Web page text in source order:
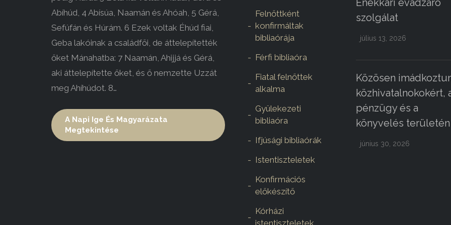
Abíhúd, 4 Abísúa, Naamán és Ahóah, 5 Gérá,
Sefúfán és Húrám. 6 Ezek voltak Éhúd fiai,
Geba lakóinak a családfői, de áttelepítették
őket Mánahatba: 7 Naamán, Ahijjá és Gérá,
aki áttelepítette őket, és ő nemzette Uzzát
meg Ahíhúdot. 8…
A Napi Ige És Magyarázata
Megtekintése
Felnőttként
konfirmáltak
bibliaórája
Férfi bibliaóra
Fiatal felnőttek
alkalma
Gyülekezeti
bibliaóra
Ifjúsági bibliaórák
Istentiszteletek
Konfirmációs
előkészítő
Kórházi
Énekkari évadzáró
szolgálat
július 13, 2026
Közösen
közhivatalnokokért,
pénzügy és a
könyvelés területén
június 30, 2026